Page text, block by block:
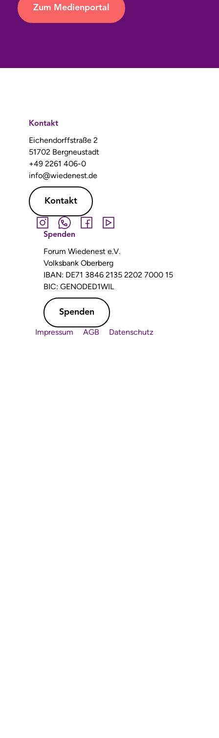
Zum Medienportal
Kontakt
Eichendorffstraße 2
51702 Bergneustadt
+49 2261 406-0
info@wiedenest.de
Kontakt
Spenden
Forum Wiedenest e.V.
Volksbank Oberberg
IBAN: DE71 3846 2135 2202 7000 15
BIC: GENODED1WIL
Spenden
Impressum AGB Datenschutz